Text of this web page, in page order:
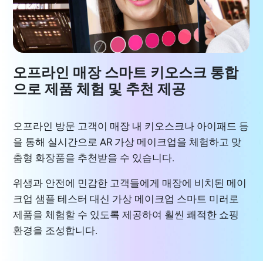
오프라인 매장 스마트 키오스크 통합
으로 제품 체험 및 추천 제공
오프라인 방문 고객이 매장 내 키오스크나 아이패드 등
을 통해 실시간으로 AR 가상 메이크업을 체험하고 맞
춤형 화장품을 추천받을 수 있습니다.
위생과 안전에 민감한 고객들에게 매장에 비치된 메이
크업 샘플 테스터 대신 가상 메이크업 스마트 미러로
제품을 체험할 수 있도록 제공하여 훨씬 쾌적한 쇼핑
환경을 조성합니다.